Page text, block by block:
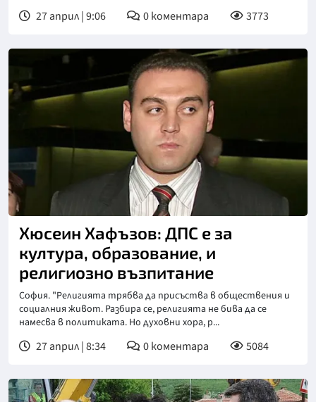
27 април | 9:06 0коментара 3773
Хюсеин Хафъзов: ДПС е за
култура, образование, и
религиозно възпитание
София. "Религията трябва да присъства в обществения и
социалния живот. Разбира се, религията не бива да се
намесва в политиката. Но духовни хора, р...
27 април | 8:34 0коментара 5084